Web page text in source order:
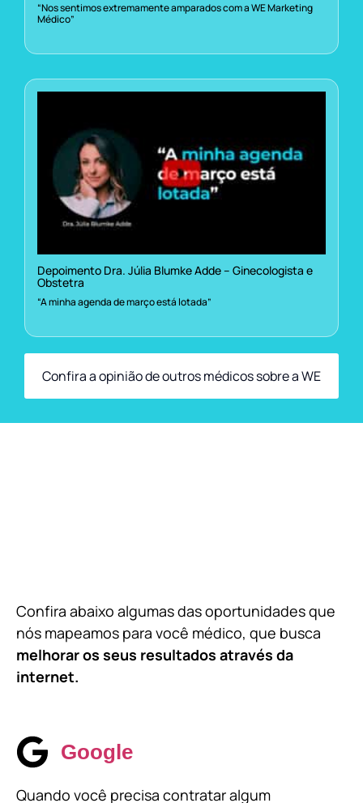
“Nos sentimos extremamente amparados com a WE Marketing
Médico”
Depoimento Dra. Júlia Blumke Adde – Ginecologista e
Obstetra
“A minha agenda de março está lotada”
Confira a opinião de outros médicos sobre a WE
Confira abaixo algumas das oportunidades que
nós mapeamos para você médico, que busca
melhorar os seus resultados através da
internet.
Google
Quando você precisa contratar algum